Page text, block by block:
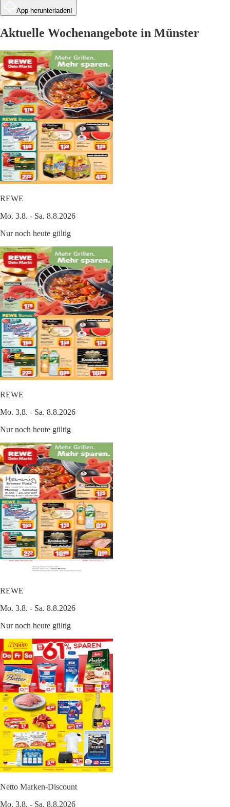
App herunterladen!
Aktuelle Wochenangebote in Münster
REWE
Mo. 3.8. - Sa. 8.8.2026
Nur noch heute gültig
REWE
Mo. 3.8. - Sa. 8.8.2026
Nur noch heute gültig
REWE
Mo. 3.8. - Sa. 8.8.2026
Nur noch heute gültig
Netto Marken-Discount
Mo. 3.8. - Sa. 8.8.2026